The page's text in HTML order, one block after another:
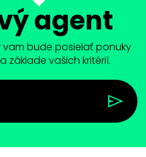
agent
vam bude posielať ponuky
základe vašich kritérií.